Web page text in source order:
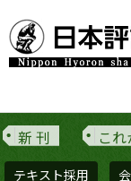
新 刊 こ
テキスト採用